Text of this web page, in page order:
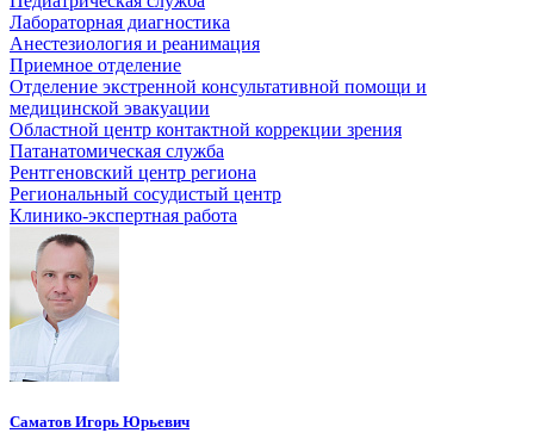
Лабораторная диагностика
Анестезиология и реанимация
Приемное отделение
Отделение экстренной консультативной помощи и
медицинской эвакуации
Областной центр контактной коррекции зрения
Патанатомическая служба
Рентгеновский центр региона
Региональный сосудистый центр
Клинико-экспертная работа
Саматов Игорь Юрьевич